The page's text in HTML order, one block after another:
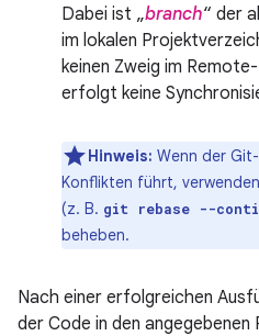
Dabei ist „branch“ der
im lokalen
keinen Zweig im
erfolgt keine
Hinweis: Wenn der
Konflikten führt,
(z. B. git rebase --
beheben.
Nach einer erfolgreichen
der Code in den